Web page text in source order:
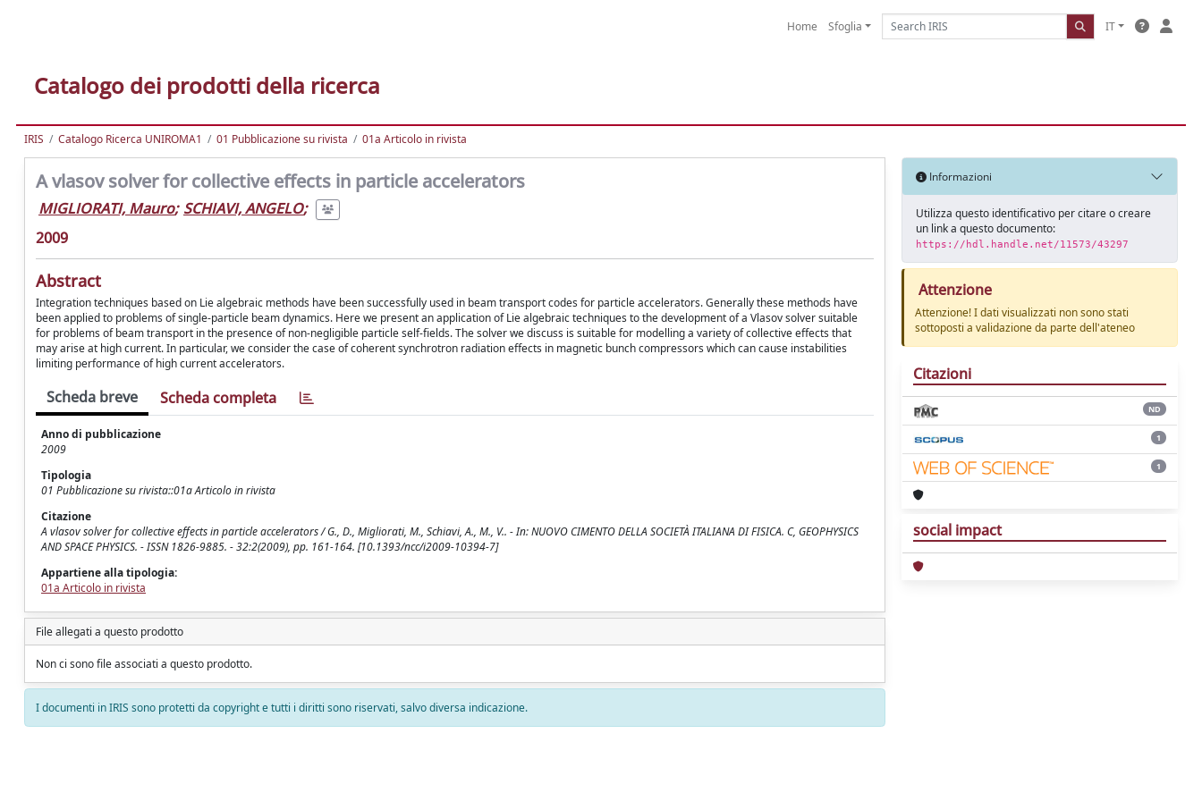
Home Sfoglia IT
Catalogo dei prodotti della ricerca
IRIS Catalogo Ricerca UNIROMA1 01 Pubblicazione su rivista 01a Articolo in rivista
A vlasov solver for collective effects in particle accelerators
MIGLIORATI, Mauro; SCHIAVI, ANGELO;
2009
Abstract
Integration techniques based on Lie algebraic methods have been successfully used in beam transport codes for particle accelerators. Generally these methods have
been applied to problems of single-particle beam dynamics. Here we present an application of Lie algebraic techniques to the development of a Vlasov solver suitable
for problems of beam transport in the presence of non-negligible particle self-fields. The solver we discuss is suitable for modelling a variety of collective effects that
may arise at high current. In particular, we consider the case of coherent synchrotron radiation effects in magnetic bunch compressors which can cause instabilities
limiting performance of high current accelerators.
Scheda breve Scheda completa
Anno di pubblicazione
2009
Tipologia
01 Pubblicazione su rivista::01a Articolo in rivista
Citazione
A vlasov solver for collective effects in particle accelerators / G., D., Migliorati, M., Schiavi, A., M., V.. - In: NUOVO CIMENTO DELLA SOCIETÀ ITALIANA DI FISICA. C, GEOPHYSICS
AND SPACE PHYSICS. - ISSN 1826-9885. - 32:2(2009), pp. 161-164. [10.1393/ncc/i2009-10394-7]
Appartiene alla tipologia:
01a Articolo in rivista
File allegati a questo prodotto
Non ci sono file associati a questo prodotto.
I documenti in IRIS sono protetti da copyright e tutti i diritti sono riservati, salvo diversa indicazione.
Informazioni
Utilizza questo identificativo per citare o creare
un link a questo documento:
https://hdl.handle.net/11573/43297
Attenzione
Attenzione! I dati visualizzati non sono stati
sottoposti a validazione da parte dell'ateneo
Citazioni
ND
1
1
social impact